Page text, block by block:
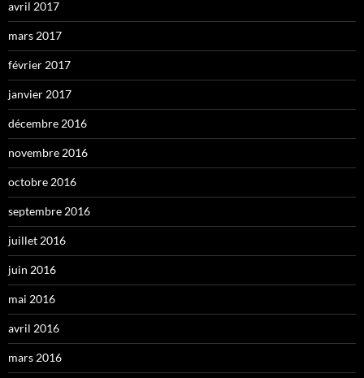
avril 2017
mars 2017
février 2017
janvier 2017
décembre 2016
novembre 2016
octobre 2016
septembre 2016
juillet 2016
juin 2016
mai 2016
avril 2016
mars 2016